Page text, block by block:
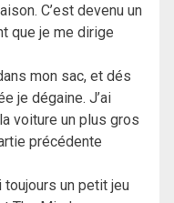
C’est devenu un
que je me dirige
mon sac, et dés
je dégaine. J’ai
voiture un plus gros
précédente
toujours un petit jeu